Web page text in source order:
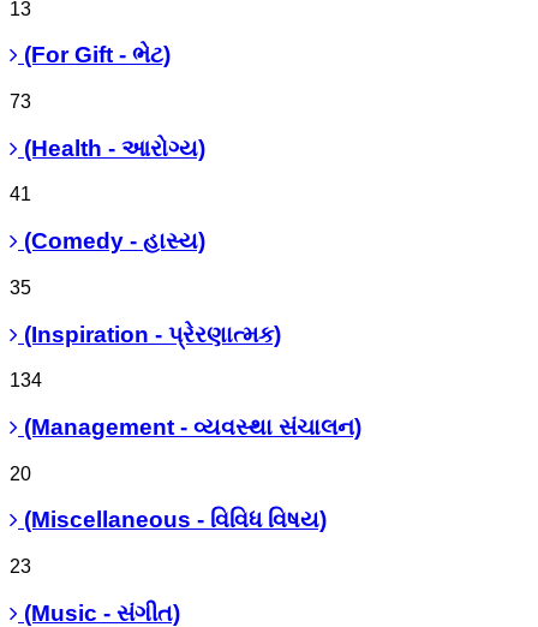
13
(For Gift - ભેટ)
73
(Health - આરોગ્ય)
41
(Comedy - હાસ્ય)
35
(Inspiration - પ્રેરણાત્મક)
134
(Management - વ્યવસ્થા સંચાલન)
20
(Miscellaneous - વિવિધ વિષય)
23
(Music - સંગીત)